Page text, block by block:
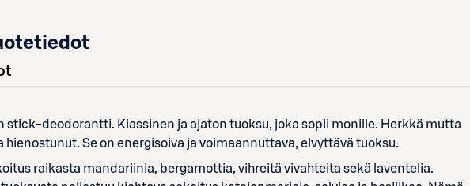
stick-deodorantti. Klassinen ja ajaton tuoksu, joka sopii monille. Herkkä mutta
Se on energisoiva ja voimaannuttava, elvyttävä tuoksu.
raikasta mandariinia, bergamottia, vihreitä vivahteita sekä laventelia.